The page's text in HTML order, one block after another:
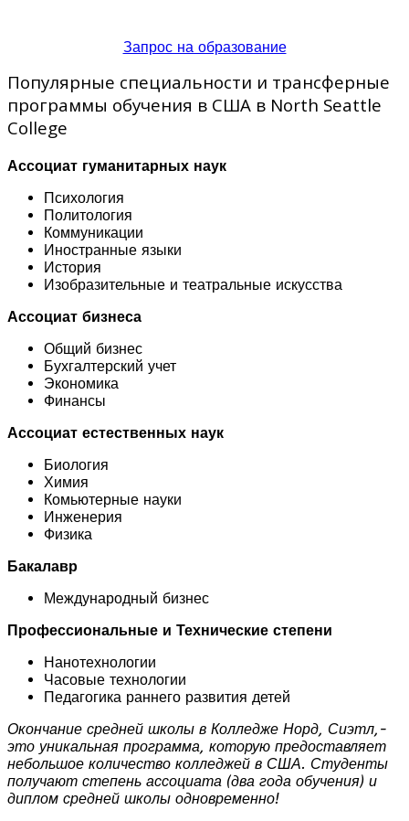
Запрос на образование
Популярные специальности и трансферные
программы обучения в США в North Seattle
College
Ассоциат гуманитарных наук
Психология
Политология
Коммуникации
Иностранные языки
История
Изобразительные и театральные искусства
Ассоциат бизнеса
Общий бизнес
Бухгалтерский учет
Экономика
Финансы
Ассоциат естественных наук
Биология
Химия
Комьютерные науки
Инженерия
Физика
Бакалавр
Международный бизнес
Профессиональные и Технические степени
Нанотехнологии
Часовые технологии
Педагогика раннего развития детей
Окончание средней школы в Колледже Норд, Сиэтл,-
это уникальная программа, которую предоставляет
небольшое количество колледжей в США. Студенты
получают степень ассоциата (два года обучения) и
диплом средней школы одновременно!